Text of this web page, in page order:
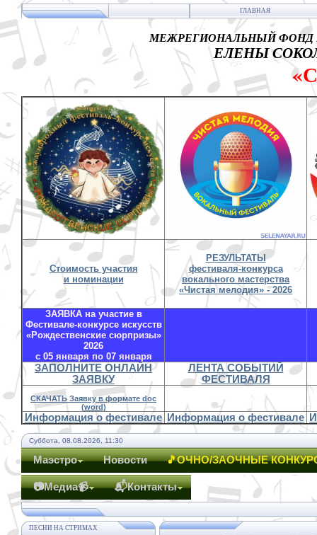
ГЛАВНАЯ
МЕЖРЕГИОНАЛЬНЫЙ ФОНД
ЕЛЕНЫ
Стоимость участия
и номинации
РЕЗУЛЬТАТЫ
фестиваля-конкурса
вокального мастерства
«Чистая мелодия» - 2026
ЗАЯВКА на участие в
Фестивале-конкурсе искусств
«Рождественские сюрпризы»
2026
с 05 января по 07 января
ЗАПОЛНИТЕ ОНЛАЙН
ЗАЯВКУ
ЛЕНТА СОБЫТИЙ
ФЕСТИВАЛЯ
СКАЧАТЬ Заявку в формате doc
(word)
Информация о фестивале Информация о фестивале
Суббота, 08.08.2026, 11:30
Маэстро Новости 🎵ОЧНО/ЗАОЧНЫЕ
📷Медиа📹 📬Контакты
ПЕСНИ НА СТРИМАХ